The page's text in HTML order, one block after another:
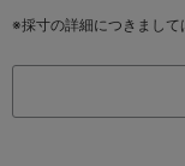
※採寸の詳細につきまして